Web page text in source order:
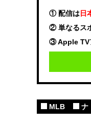
① 配信は日
② 単なるス
③ Apple TV
MLB ナ